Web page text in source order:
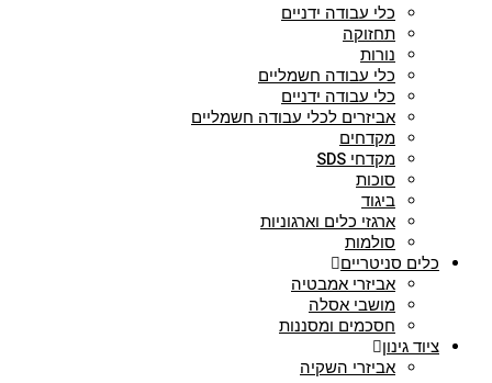
כלי עבודה ידניים
תחזוקה
נורות
כלי עבודה חשמליים
כלי עבודה ידניים
אביזרים לכלי עבודה חשמליים
מקדחים
מקדחי SDS
סוכות
ביגוד
ארגזי כלים וארגוניות
סולמות
כלים סניטריים
אביזרי אמבטיה
מושבי אסלה
חסכמים ומסננות
ציוד גינון
אביזרי השקיה